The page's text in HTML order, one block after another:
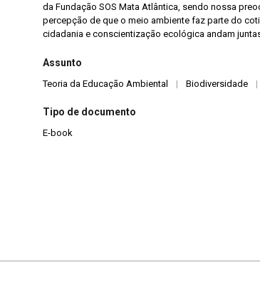
da Fundação SOS Mata Atlântica, sendo nossa
percepção de que o meio ambiente faz parte do
cidadania e conscientização ecológica andam
Assunto
Teoria da Educação Ambiental | Biodiversidade |
Tipo de documento
E-book